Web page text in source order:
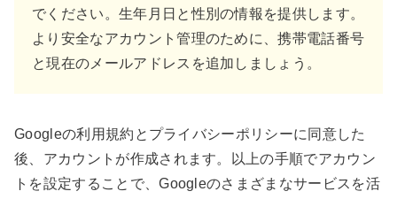
でください。生年月日と性別の情報を提供します。
より安全なアカウント管理のために、携帯電話番号
と現在のメールアドレスを追加しましょう。
Googleの利用規約とプライバシーポリシーに同意した
後、アカウントが作成されます。以上の手順でアカウン
トを設定することで、Googleのさまざまなサービスを活